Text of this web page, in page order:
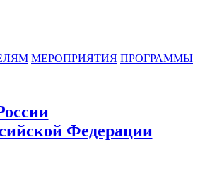
МЕРОПРИЯТИЯ ПРОГРАММЫ
Федерации